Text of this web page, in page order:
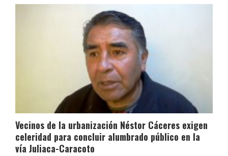
Vecinos de la urbanización Néstor Cáceres exigen
celeridad para concluir alumbrado público en la
vía Juliaca-Caracoto